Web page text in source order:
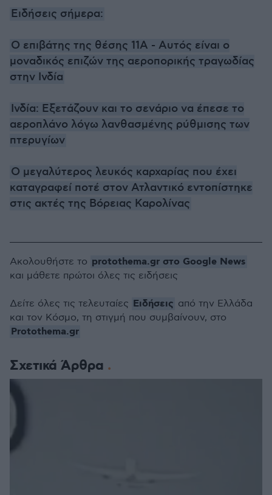
Ειδήσεις σήμερα:
Ο επιβάτης της θέσης 11Α - Αυτός είναι ο
μοναδικός επιζών της αεροπορικής τραγωδίας
στην Ινδία
Ινδία: Εξετάζουν και το σενάριο να έπεσε το
αεροπλάνο λόγω λανθασμένης ρύθμισης των
πτερυγίων
Ο μεγαλύτερος λευκός καρχαρίας που έχει
καταγραφεί ποτέ στον Ατλαντικό εντοπίστηκε
στις ακτές της Βόρειας Καρολίνας
Σχετικά Άρθρα
Ακολουθήστε το protothema.gr στο Google News
και μάθετε πρώτοι όλες τις ειδήσεις
Δείτε όλες τις τελευταίες Ειδήσεις από την Ελλάδα
και τον Κόσμο, τη στιγμή που συμβαίνουν, στο
Protothema.gr